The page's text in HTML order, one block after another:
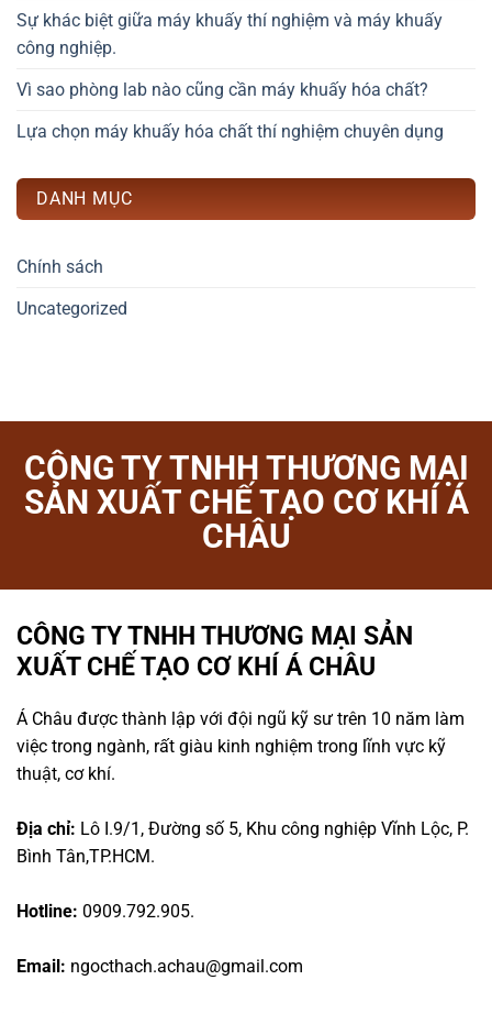
Sự khác biệt giữa máy khuấy thí nghiệm và máy khuấy
công nghiệp.
Vì sao phòng lab nào cũng cần máy khuấy hóa chất?
Lựa chọn máy khuấy hóa chất thí nghiệm chuyên dụng
DANH MỤC
Chính sách
Uncategorized
CÔNG TY TNHH THƯƠNG MẠI
SẢN XUẤT CHẾ TẠO CƠ KHÍ Á
CHÂU
CÔNG TY TNHH THƯƠNG MẠI SẢN
XUẤT CHẾ TẠO CƠ KHÍ Á CHÂU
Á Châu được thành lập với đội ngũ kỹ sư trên 10 năm làm
việc trong ngành, rất giàu kinh nghiệm trong lĩnh vực kỹ
thuật, cơ khí.
Địa chỉ: Lô I.9/1, Đường số 5, Khu công nghiệp Vĩnh Lộc, P.
Bình Tân,TP.HCM.
Hotline: 0909.792.905.
Email: ngocthach.achau@gmail.com